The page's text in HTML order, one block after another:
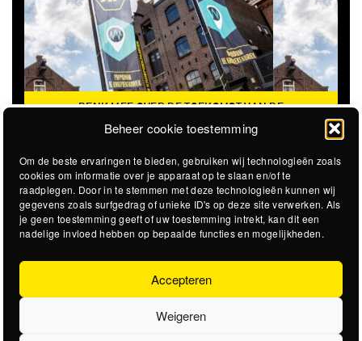
Beheer cookie toestemming
Om de beste ervaringen te bieden, gebruiken wij technologieën zoals
cookies om informatie over je apparaat op te slaan en/of te
raadplegen. Door in te stemmen met deze technologieën kunnen wij
gegevens zoals surfgedrag of unieke ID's op deze site verwerken. Als
je geen toestemming geeft of uw toestemming intrekt, kan dit een
nadelige invloed hebben op bepaalde functies en mogelijkheden.
Accepteren
Weigeren
DENK MEE OVER DE TOEKOMST VAN DE
KROEPOEKFABRIEK